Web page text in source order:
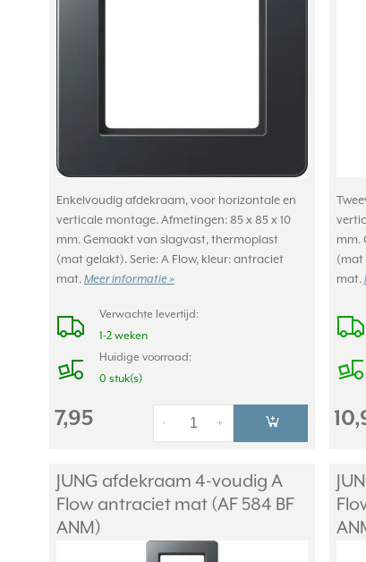
Enkelvoudig afdekraam, voor horizontale en
verticale montage. Afmetingen: 85 x 85 x 10
mm. Gemaakt van slagvast, thermoplast
(mat gelakt). Serie: A Flow, kleur: antraciet
mat. Meer informatie »
Verwachte levertijd:
1-2 weken
Huidige voorraad:
0 stuk(s)
7,95 +
-
mm.
(mat
mat.
JUNG afdekraam 4-voudig A
Flow antraciet mat (AF 584 BF
ANM)